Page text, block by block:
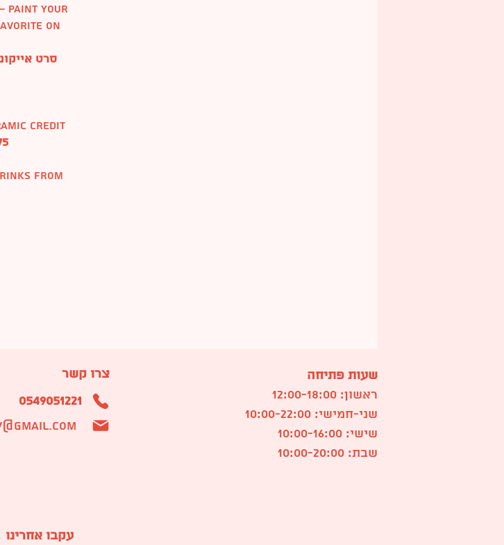
paint your
on
סרט
credit
175 ש”ח למשתתף/ת
from
צרו קשר
0549051221
שעות פתיחה
ראשון: 12:00-18:00
שני-חמישי: 10:00-22:00
שישי: 10:00-16:00
שבת: 10:00-20:00
עקבו אחרינו